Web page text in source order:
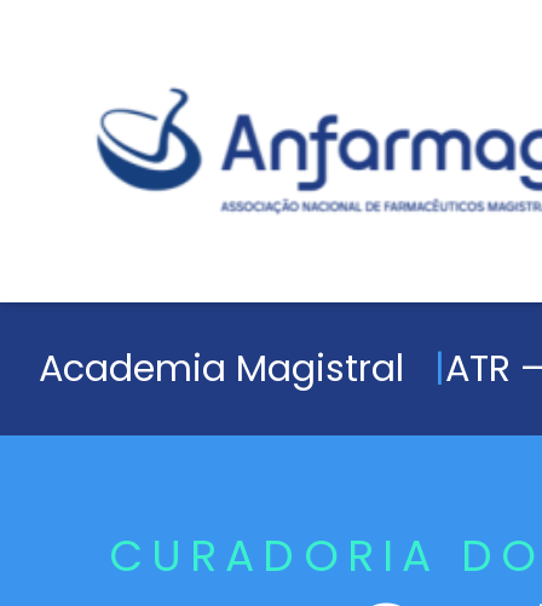
Academia Magistral ATR
CURADORIA